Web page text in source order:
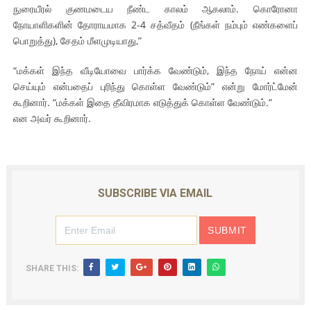
நுரையீரல் குணமடைய நீண்ட காலம் ஆகலாம். கொரோனா
நோயாளிகளின் தோராயமாக 2-4 சத்வீதம் (நீங்கள் நம்பும் எண்களைப்
பொறுத்து), சேதம் மீளமுடியாது,”
“மக்கள் இந்த வீடியோவை பார்க்க வேண்டும், இந்த நோய் என்ன
செய்யும் என்பதைப் புரிந்து கொள்ள வேண்டும்” என்று மோர்ட்மேன்
கூறினார். “மக்கள் இதை தீவிரமாக எடுத்துக் கொள்ள வேண்டும்.”
என அவர் கூறினார்.
SUBSCRIBE VIA EMAIL
SHARE THIS: